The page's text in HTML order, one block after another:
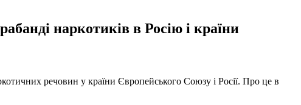
наркотиків в Росію і країни
речовин у країни Європейського Союзу і Росії. Про це в